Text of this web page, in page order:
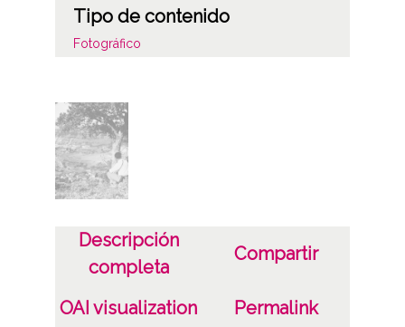
Tipo de contenido
Fotográfico
Tipo de imagen: Positivos Imagen Final:
Plata;
C;
19400101
19601231
1940, enero, 1 a 1960, diciembre, 31 -
Descripción
completa
Compartir
OAI visualization Permalink